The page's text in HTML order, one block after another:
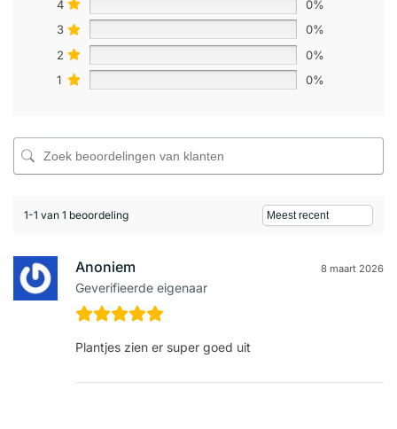
4
0%
3
0%
2
0%
1
0%
1-1 van 1 beoordeling
Anoniem
Geverifieerde eigenaar
8 maart 2026
Plantjes zien er super goed uit